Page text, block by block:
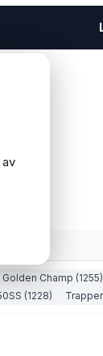
Golden Champ (1255)
(1228) Trapper